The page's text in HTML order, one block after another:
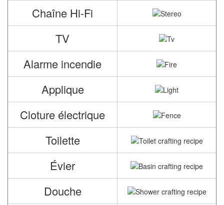
Chaîne Hi-Fi
TV
Alarme incendie
Applique
Cloture électrique
Toilette
Évier
Douche